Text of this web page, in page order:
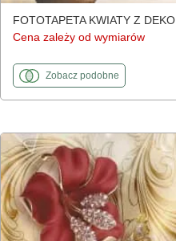
FOTOTAPETA KWIATY Z
Cena zależy od wymiarów
Zobaczfototapety
podobnedo Kwiaty z